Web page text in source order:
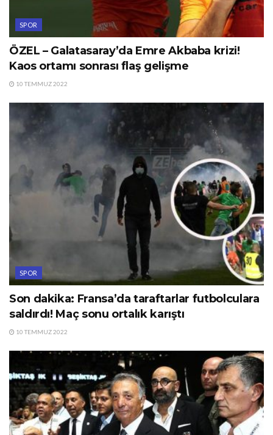
SPOR
ÖZEL – Galatasaray’da Emre Akbaba krizi!
Kaos ortamı sonrası flaş gelişme
10 TEMMUZ 2022
SPOR
Son dakika: Fransa’da taraftarlar futbolculara
saldırdı! Maç sonu ortalık karıştı
10 TEMMUZ 2022